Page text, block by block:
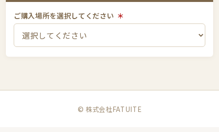
ご購入場所を選択してください ＊
© 株式会社FATUITE